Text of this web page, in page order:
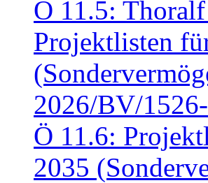
Ö 11.5:
Projektlisten
2026/BV/
Ö 11.6:
2035